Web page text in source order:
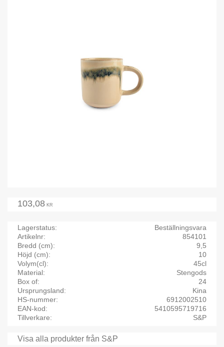
103,08 KR
Lagerstatus
Beställningsvara
Artikelnr
854101
Bredd (cm)
9,5
Höjd (cm)
10
Volym(cl)
45cl
Material
Stengods
Box of
24
Ursprungsland
Kina
HS-nummer
6912002510
EAN-kod
5410595719716
Tillverkare
S&P
Visa alla produkter från S&P